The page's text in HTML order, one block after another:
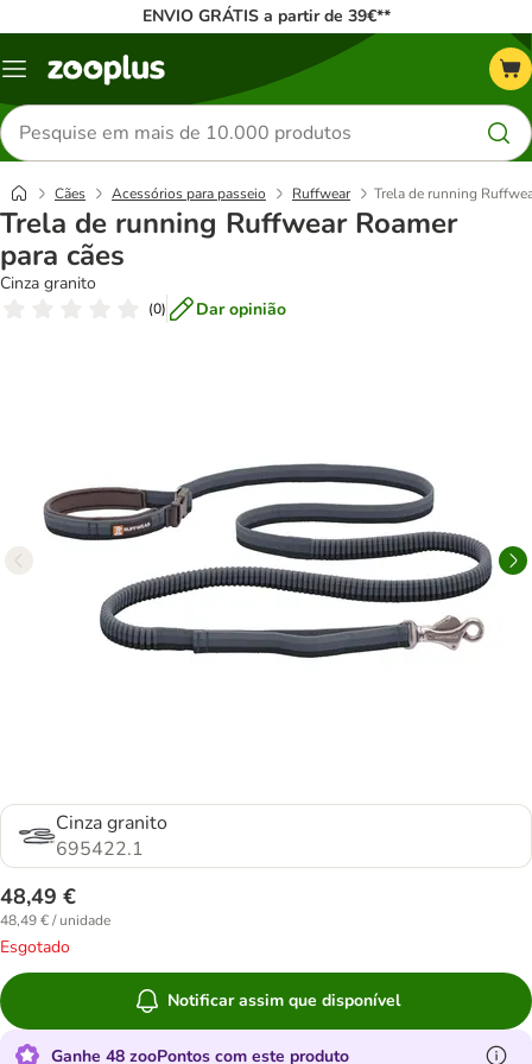
ENVIO GRÁTIS a partir de 39€**
Menu
Pesquisar
produtos
Cães Acessórios para passeio Ruffwear Trela de running
Trela de running Ruffwear Roamer
para cães
Cinza granito
(0) Dar opinião
Cinza granito
695422.1
48,49 €
48,49 € / unidade
Esgotado
Notificar assim que disponível
Ganhe 48 zooPontos com este produto